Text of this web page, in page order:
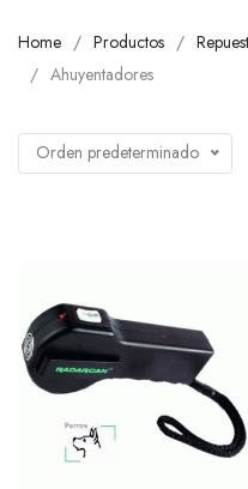
Home Productos
Ahuyentadores
Orden predeterminado